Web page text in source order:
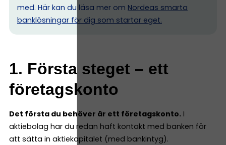
med. Här kan du läsa mer om Nordeas smarta
banklösningar för dig som startar eget.
1. Första steget – ett
företagskonto
Det första du behöver är ett företagskonto. I
aktiebolag har du redan haft kontakt med banken för
att sätta in aktiekapitalet (med bankintyg).